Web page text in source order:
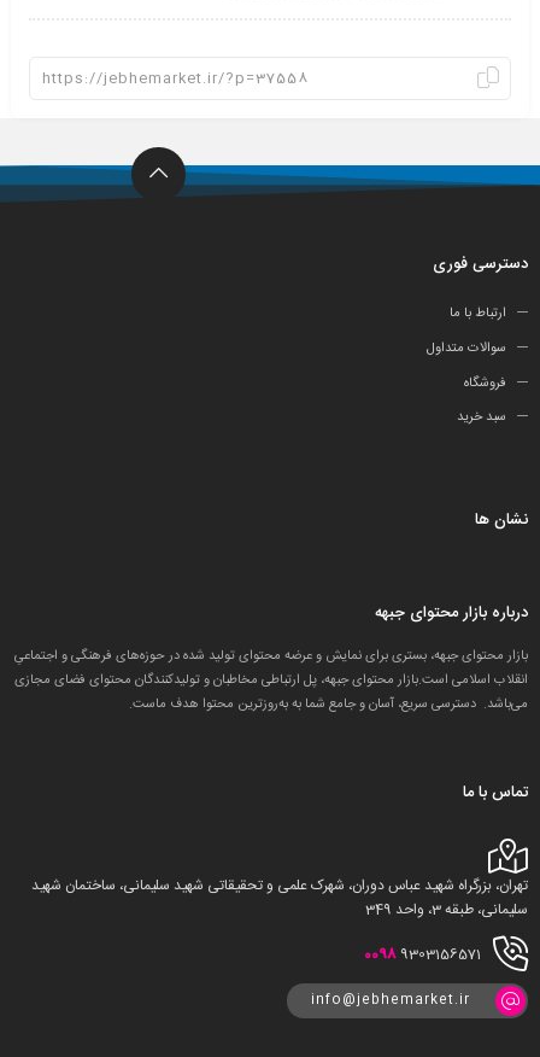
دسترسی فوری
ارتباط با ما
سوالات متداول
فروشگاه
سبد خرید
نشان ها
درباره بازار محتوای جبهه
بازار محتوای جبهه، بستری برای نمایش و عرضه محتوای تولید شده در حوزه‌های فرهنگی و اجتماعیِ
انقلاب اسلامی است.بازار محتوای جبهه، پل ارتباطی مخاطبان و تولید‌کنندگان محتوای فضای مجازی
می‌باشد. دسترسی سریع، آسان و جامع شما به به‌روزترین محتوا هدف ماست.
تماس با ما
تهران، بزرگراه شهید عباس دوران، شهرک علمی و تحقیقاتی شهید سلیمانی، ساختمان شهید
سلیمانی، طبقه 3، واحد 349
0098 9303156571
info@jebhemarket.ir